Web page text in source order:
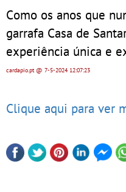
Como os anos que
garrafa Casa de
experiência única e
cardapio.pt@ 7-5-202412:07:23
Clique aqui para ver